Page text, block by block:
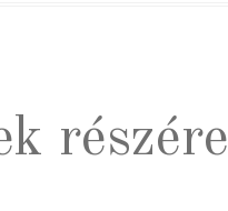
részére